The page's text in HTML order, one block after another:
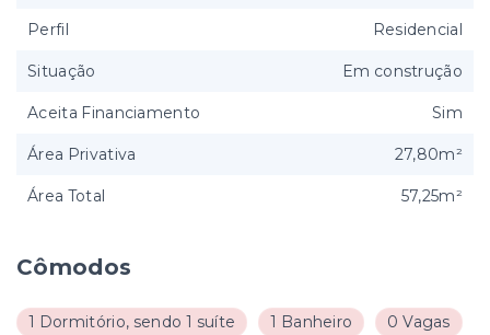
Cômodos
1 Dormitório, sendo 1 suíte 1 Banheiro 0 Vagas
Perfil Residencial
Situação Em construção
Aceita Financiamento Sim
Área Privativa 27,80m²
Área Total 57,25m²